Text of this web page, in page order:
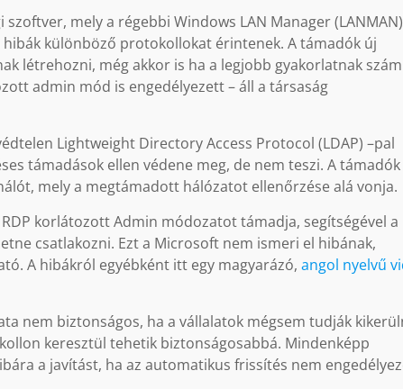
mely a régebbi Windows LAN Manager (LANMAN)
különböző protokollokat érintenek. A támadók új
létrehozni, még akkor is ha a legjobb gyakorlatnak
admin mód is engedélyezett – áll a társaság
Lightweight Directory Access Protocol (LDAP) –pal
támadások ellen védene meg, de nem teszi. A támadók
mely a megtámadott hálózatot ellenőrzése alá vonja.
korlátozott Admin módozatot támadja, segítségével a
csatlakozni. Ezt a Microsoft nem ismeri el hibának,
A hibákról egyébként itt egy magyarázó,angol nyelvű
nem biztonságos, ha a vállalatok mégsem tudják
keresztül tehetik biztonságosabbá. Mindenképp
a javítást, ha az automatikus frissítés nem